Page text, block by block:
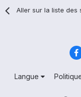
Aller sur la liste des
Langue